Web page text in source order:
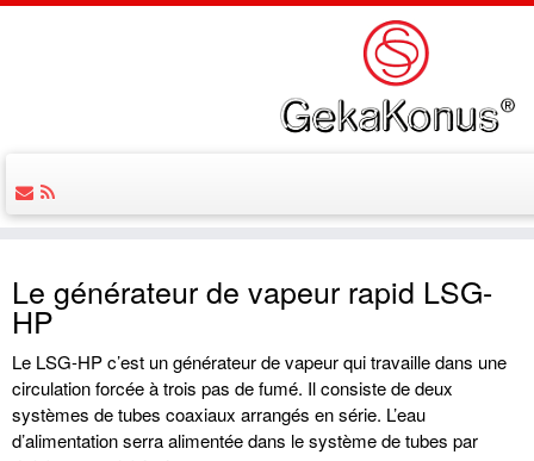
Le générateur de vapeur rapid LSG-
HP
Le LSG-HP c’est un générateur de vapeur qui travaille dans une
circulation forcée à trois pas de fumé. Il consiste de deux
systèmes de tubes coaxiaux arrangés en série. L’eau
d’alimentation serra alimentée dans le système de tubes par